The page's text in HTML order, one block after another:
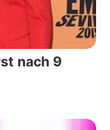
nach 9